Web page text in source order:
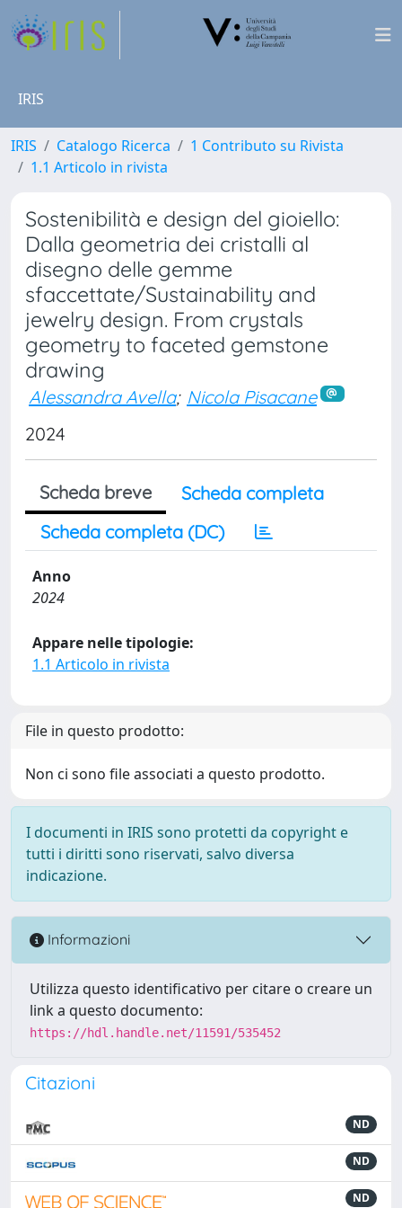
IRIS
IRIS Catalogo Ricerca
1 Contributo su Rivista
1.1 Articolo in rivista
Sostenibilità e design del gioiello:
Dalla geometria dei cristalli al
disegno delle gemme
sfaccettate/Sustainability and
jewelry design. From crystals
geometry to faceted gemstone
drawing
Alessandra Avella; Nicola Pisacane
2024
Scheda breve
Scheda completa
Scheda completa (DC)
Anno
2024
Appare nelle tipologie:
1.1 Articolo in rivista
File in questo prodotto:
Non ci sono file associati a questo prodotto.
I documenti in IRIS sono protetti da copyright e
tutti i diritti sono riservati, salvo diversa
indicazione.
Informazioni
Utilizza questo identificativo per citare o creare un
link a questo documento:
https://hdl.handle.net/11591/535452
Citazioni
ND
ND
ND